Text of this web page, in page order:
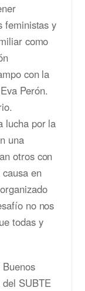
feministas y
como
con la
Perón.
lucha por la
una
otros con
en
no nos
todas y
SUBTE